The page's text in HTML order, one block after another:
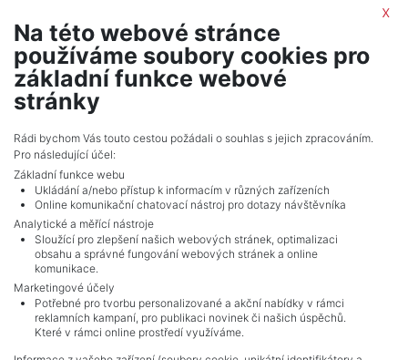
Land for sale / field / 28865 m 2
Blíževedly
1,298,925 CZK (real estate) Price
Adverts total2.
NAVIGACE
Terms and conditions
x
Na této webové stránce
používáme soubory cookies pro
základní funkce webové
stránky
Rádi bychom Vás touto cestou požádali o souhlas s jejich zpracováním.
Pro následující účel:
Základní funkce webu
Ukládání a/nebo přístup k informacím v různých zařízeních
Online komunikační chatovací nástroj pro dotazy návštěvníka
Analytické a měřící nástroje
Sloužící pro zlepšení našich webových stránek, optimalizaci
obsahu a správné fungování webových stránek a online
komunikace.
Marketingové účely
Potřebné pro tvorbu personalizované a akční nabídky v rámci
reklamních kampaní, pro publikaci novinek či našich úspěchů.
Které v rámci online prostředí využíváme.